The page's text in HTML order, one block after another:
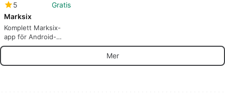
5
Gratis
Marksix
Komplett Marksix-
app för Android-
användare
Mer